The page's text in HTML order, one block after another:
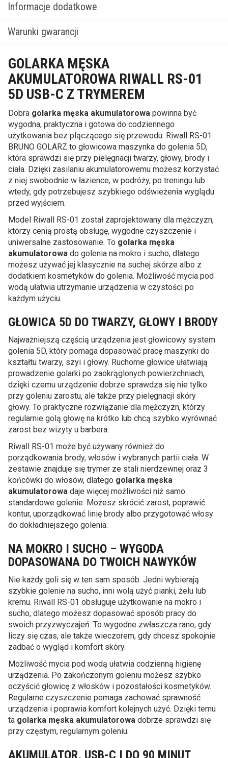
Informacje dodatkowe
Warunki gwarancji
GOLARKA MĘSKA
AKUMULATOROWA RIWALL RS-01
5D USB-C Z TRYMEREM
Dobra golarka męska akumulatorowa powinna być
wygodna, praktyczna i gotowa do codziennego
użytkowania bez plączącego się przewodu. Riwall RS-01
BRUNO GOLARZ to głowicowa maszynka do golenia 5D,
która sprawdzi się przy pielęgnacji twarzy, głowy, brody i
ciała. Dzięki zasilaniu akumulatorowemu możesz korzystać
z niej swobodnie w łazience, w podróży, po treningu lub
wtedy, gdy potrzebujesz szybkiego odświeżenia wyglądu
przed wyjściem.
Model Riwall RS-01 został zaprojektowany dla mężczyzn,
którzy cenią prostą obsługę, wygodne czyszczenie i
uniwersalne zastosowanie. To golarka męska
akumulatorowa do golenia na mokro i sucho, dlatego
możesz używać jej klasycznie na suchej skórze albo z
dodatkiem kosmetyków do golenia. Możliwość mycia pod
wodą ułatwia utrzymanie urządzenia w czystości po
każdym użyciu.
GŁOWICA 5D DO TWARZY, GŁOWY I BRODY
Najważniejszą częścią urządzenia jest głowicowy system
golenia 5D, który pomaga dopasować pracę maszynki do
kształtu twarzy, szyi i głowy. Ruchome głowice ułatwiają
prowadzenie golarki po zaokrąglonych powierzchniach,
dzięki czemu urządzenie dobrze sprawdza się nie tylko
przy goleniu zarostu, ale także przy pielęgnacji skóry
głowy. To praktyczne rozwiązanie dla mężczyzn, którzy
regularnie golą głowę na krótko lub chcą szybko wyrównać
zarost bez wizyty u barbera.
Riwall RS-01 może być używany również do
porządkowania brody, włosów i wybranych partii ciała. W
zestawie znajduje się trymer ze stali nierdzewnej oraz 3
końcówki do włosów, dlatego golarka męska
akumulatorowa daje więcej możliwości niż samo
standardowe golenie. Możesz skrócić zarost, poprawić
kontur, uporządkować linię brody albo przygotować włosy
do dokładniejszego golenia.
NA MOKRO I SUCHO – WYGODA
DOPASOWANA DO TWOICH NAWYKÓW
Nie każdy goli się w ten sam sposób. Jedni wybierają
szybkie golenie na sucho, inni wolą użyć pianki, żelu lub
kremu. Riwall RS-01 obsługuje użytkowanie na mokro i
sucho, dlatego możesz dopasować sposób pracy do
swoich przyzwyczajeń. To wygodne zwłaszcza rano, gdy
liczy się czas, ale także wieczorem, gdy chcesz spokojnie
zadbać o wygląd i komfort skóry.
Możliwość mycia pod wodą ułatwia codzienną higienę
urządzenia. Po zakończonym goleniu możesz szybko
oczyścić głowicę z włosków i pozostałości kosmetyków.
Regularne czyszczenie pomaga zachować sprawność
urządzenia i poprawia komfort kolejnych użyć. Dzięki temu
ta golarka męska akumulatorowa dobrze sprawdzi się
przy częstym, regularnym goleniu.
AKUMULATOR, USB-C I DO 90 MINUT